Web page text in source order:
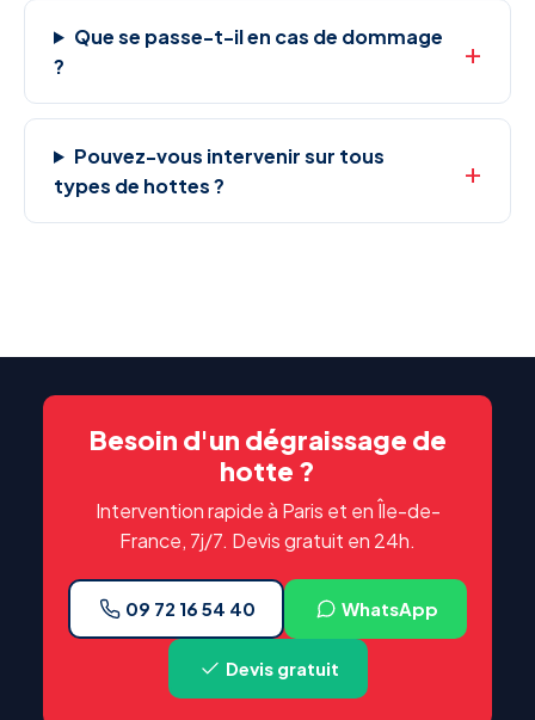
Que se passe-t-il en cas de dommage
?
Pouvez-vous intervenir sur tous
types de hottes ?
Besoin d'un dégraissage de
hotte ?
Intervention rapide à Paris et en Île-de-
France, 7j/7. Devis gratuit en 24h.
09 72 16 54 40 WhatsApp
Devis gratuit